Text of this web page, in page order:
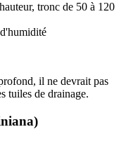
tronc de 50 à 120
il ne devrait pas
tuiles de drainage.